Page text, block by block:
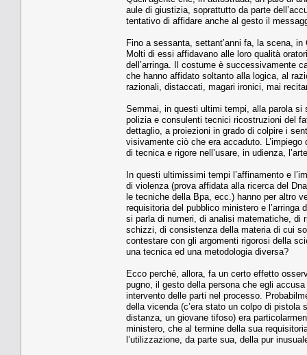
aule di giustizia, soprattutto da parte
tentativo di affidare anche al gesto il
Fino a sessanta, settant’anni fa, la scena,
Molti di essi affidavano alle loro qualità
dell’arringa. Il costume è successivamente
che hanno affidato soltanto alla logica, al
razionali, distaccati, magari ironici, mai
Semmai, in questi ultimi tempi, alla parola
polizia e consulenti tecnici ricostruzioni del
dettaglio, a proiezioni in grado di colpire i
visivamente ciò che era accaduto.
di tecnica e rigore nell’usare, in udienza,
In questi ultimissimi tempi l’affinamento e
di violenza (prova affidata alla ricerca del
le tecniche della Bpa, ecc.) hanno per altro
requisitoria del pubblico ministero e
si parla di numeri, di analisi matematiche, di
schizzi, di consistenza della materia di cui
contestare con gli argomenti rigorosi della
una tecnica ed una metodologia diversa?
Ecco perché, allora, fa un certo effetto
pugno, il gesto della persona che egli
intervento delle parti nel processo.
della vicenda (c’era stato un colpo di pistola
distanza, un giovane tifoso) era
ministero, che al termine della sua
l’utilizzazione, da parte sua, della pur